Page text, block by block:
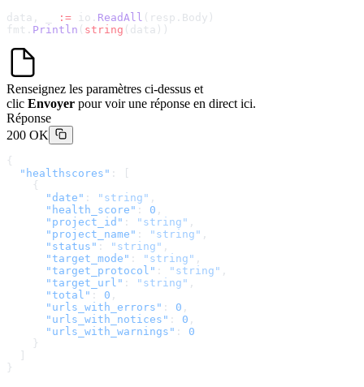
data, _
:= io. ReadAll (resp.Body)
fmt. Println ( string (data))
Renseignez les paramètres ci-dessus et
clic Envoyer pour voir une réponse en direct ici.
Réponse
200 OK
{
  "healthscores"
: [
    {
      "date"
: "string" ,
      "health_score"
: 0 ,
      "project_id"
: "string" ,
      "project_name"
: "string" ,
      "status"
: "string" ,
      "target_mode"
: "string" ,
      "target_protocol"
: "string" ,
      "target_url"
: "string" ,
      "total"
: 0 ,
      "urls_with_errors"
: 0 ,
      "urls_with_notices"
: 0 ,
      "urls_with_warnings"
: 0
    }
}